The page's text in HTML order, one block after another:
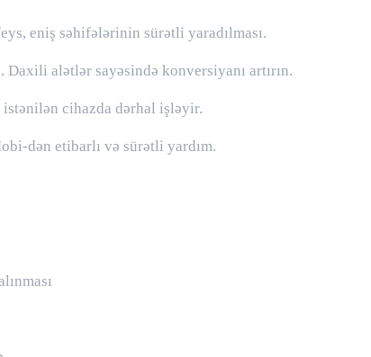
eniş səhifələrinin sürətli yaradılması.
Daxili alətlər sayəsində konversiyanı artırın.
cihazda dərhal işləyir.
dən etibarlı və sürətli yardım.